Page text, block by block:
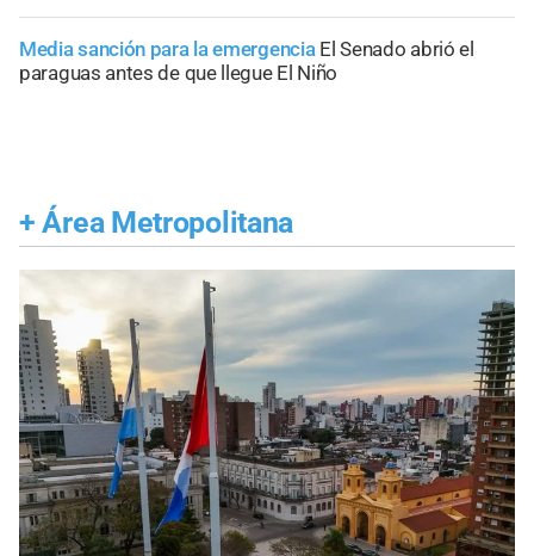
Media sanción para la emergencia El Senado abrió el
paraguas antes de que llegue El Niño
+ Área Metropolitana